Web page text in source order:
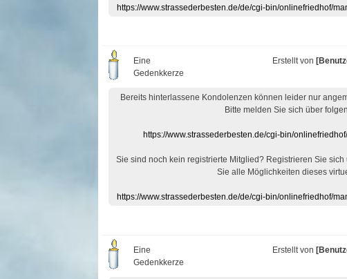
https://www.strassederbesten.de/de/cgi-bin/onlinefriedhof/
Eine
Gedenkkerze
Erstellt von
Bereits hinterlassene Kondolenzen können leider nur
Bitte melden Sie sich über
https://www.strassederbesten.de/cgi-bin/
Sie sind noch kein registrierte Mitglied? Registrieren Sie
Sie alle Möglichkeiten dieses
https://www.strassederbesten.de/de/cgi-bin/onlinefriedhof/
Eine
Gedenkkerze
Erstellt von